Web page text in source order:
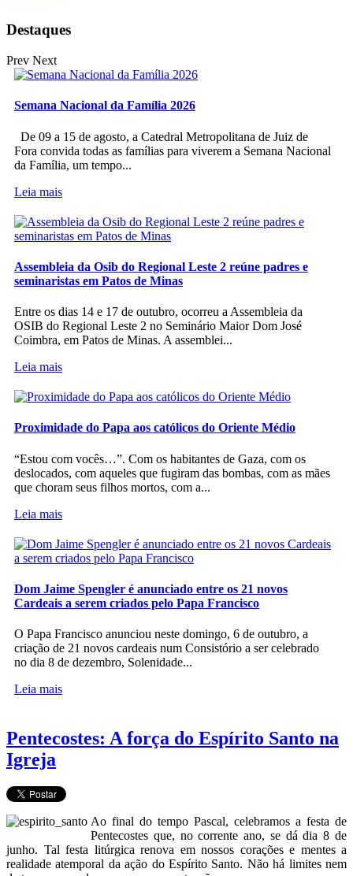
Destaques
Prev Next
Semana Nacional da Família 2026
De 09 a 15 de agosto, a Catedral Metropolitana de Juiz de
Fora convida todas as famílias para viverem a Semana Nacional
da Família, um tempo...
Leia mais
Assembleia da Osib do Regional Leste 2 reúne padres e
seminaristas em Patos de Minas
Entre os dias 14 e 17 de outubro, ocorreu a Assembleia da
OSIB do Regional Leste 2 no Seminário Maior Dom José
Coimbra, em Patos de Minas. A assemblei...
Leia mais
Proximidade do Papa aos católicos do Oriente Médio
“Estou com vocês…”. Com os habitantes de Gaza, com os
deslocados, com aqueles que fugiram das bombas, com as mães
que choram seus filhos mortos, com a...
Leia mais
Dom Jaime Spengler é anunciado entre os 21 novos
Cardeais a serem criados pelo Papa Francisco
O Papa Francisco anunciou neste domingo, 6 de outubro, a
criação de 21 novos cardeais num Consistório a ser celebrado
no dia 8 de dezembro, Solenidade...
Leia mais
Pentecostes: A força do Espírito Santo na
Igreja
Ao final do tempo Pascal, celebramos a festa de
Pentecostes que, no corrente ano, se dá dia 8 de
junho. Tal festa litúrgica renova em nossos corações e mentes a
realidade atemporal da ação do Espírito Santo. Não há limites nem